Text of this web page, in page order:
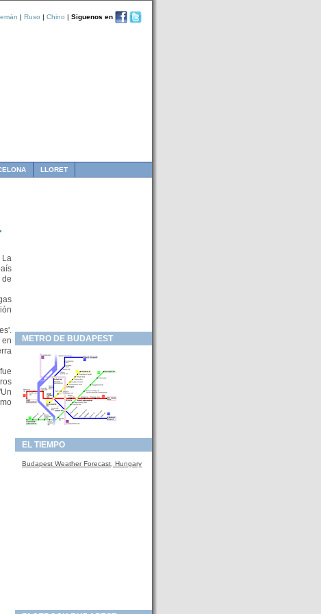
| Ruso | Chino | Siguenos en
LLORET
La
METRO DE BUDAPEST
EL TIEMPO
Budapest Weather Forecast, Hungary